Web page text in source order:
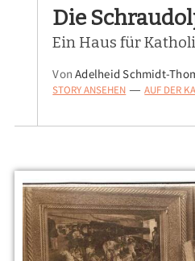
Die
Ein Haus für
VonAdelheid Schmidt-
STORY ANSEHEN — AUF DER